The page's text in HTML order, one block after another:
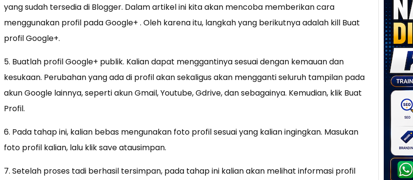
yang sudah tersedia di Blogger. Dalam artikel ini kita akan mencoba memberikan cara
menggunakan profil pada Google+ . Oleh karena itu, langkah yang berikutnya adalah kill Buat
profil Google+.
5. Buatlah profil Google+ publik. Kalian dapat menggantinya sesuai dengan kemauan dan
kesukaan. Perubahan yang ada di profil akan sekaligus akan mengganti seluruh tampilan pada
akun Google lainnya, seperti akun Gmail, Youtube, Gdrive, dan sebagainya. Kemudian, klik Buat
Profil.
6. Pada tahap ini, kalian bebas mengunakan foto profil sesuai yang kalian ingingkan. Masukan
foto profil kalian, lalu klik save atausimpan.
7. Setelah proses tadi berhasil tersimpan, pada tahap ini kalian akan melihat informasi profil